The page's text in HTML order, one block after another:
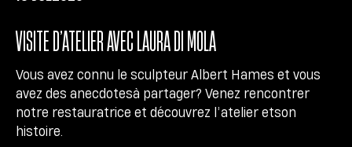
VISITE D’ATELIER AVEC LAURA DI MOLA
Vous avez connu le sculpteur Albert Hames et vous
avez des anecdotesà partager? Venez rencontrer
notre restauratrice et découvrez l’atelier etson
histoire.